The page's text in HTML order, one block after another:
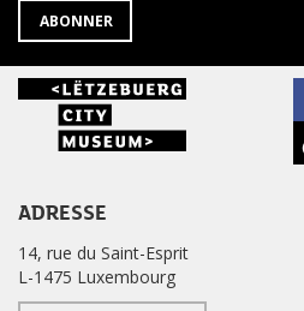
ABONNER
ADRESSE
14, rue du Saint-Esprit
L-1475 Luxembourg